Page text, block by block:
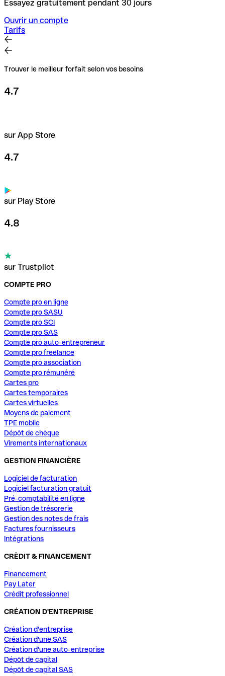
Essayez gratuitement pendant 30 jours
Ouvrir un compte
Tarifs
Trouver le meilleur forfait selon vos besoins
4.7
sur App Store
4.7
sur Play Store
4.8
sur Trustpilot
COMPTE PRO
Compte pro en ligne
Compte pro SASU
Compte pro SCI
Compte pro SAS
Compte pro auto-entrepreneur
Compte pro freelance
Compte pro association
Compte pro rémunéré
Cartes pro
Cartes temporaires
Cartes virtuelles
Moyens de paiement
TPE mobile
Dépôt de chèque
Virements internationaux
GESTION FINANCIÈRE
Logiciel de facturation
Logiciel facturation gratuit
Pré-comptabilité en ligne
Gestion de trésorerie
Gestion des notes de frais
Factures fournisseurs
Intégrations
CRÈDIT & FINANCEMENT
Financement
Pay Later
Crédit professionnel
CRÉATION D'ENTREPRISE
Création d'entreprise
Création d'une SAS
Création d'une auto-entreprise
Dépôt de capital
Dépôt de capital SAS